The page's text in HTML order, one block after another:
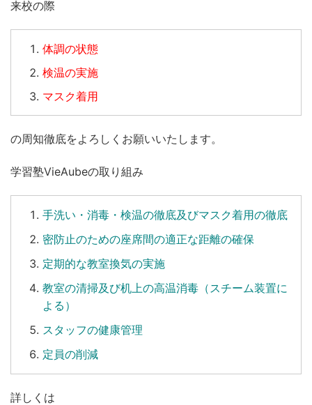
来校の際
体調の状態
検温の実施
マスク着用
の周知徹底をよろしくお願いいたします。
学習塾VieAubeの取り組み
手洗い ・ 消毒 ・ 検温の徹底及びマスク着用の徹底
密防止のための座席間の適正な距離の確保
定期的な教室換気の実施
教室の清掃及び机上の高温消毒（スチーム装置に
よる）
スタッフの健康管理
定員の削減
詳しくは